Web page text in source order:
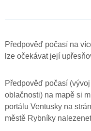
Předpověď počasí na
lze očekávat její
Předpověď počasí
oblačnosti) na mapě si
portálu Ventusky na
městě Rybníky